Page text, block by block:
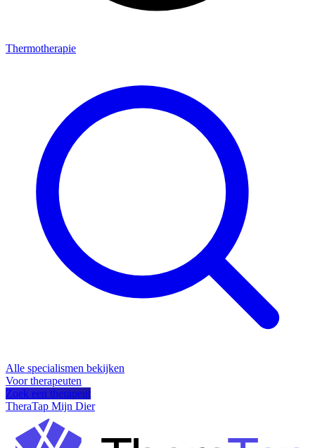
Thermotherapie
Alle specialismen bekijken
Voor therapeuten
Zoek een therapeut
TheraTap Mijn Dier